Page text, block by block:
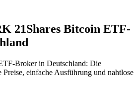
21Shares Bitcoin ETF-
Broker in Deutschland: Die
einfache Ausführung und nahtlose